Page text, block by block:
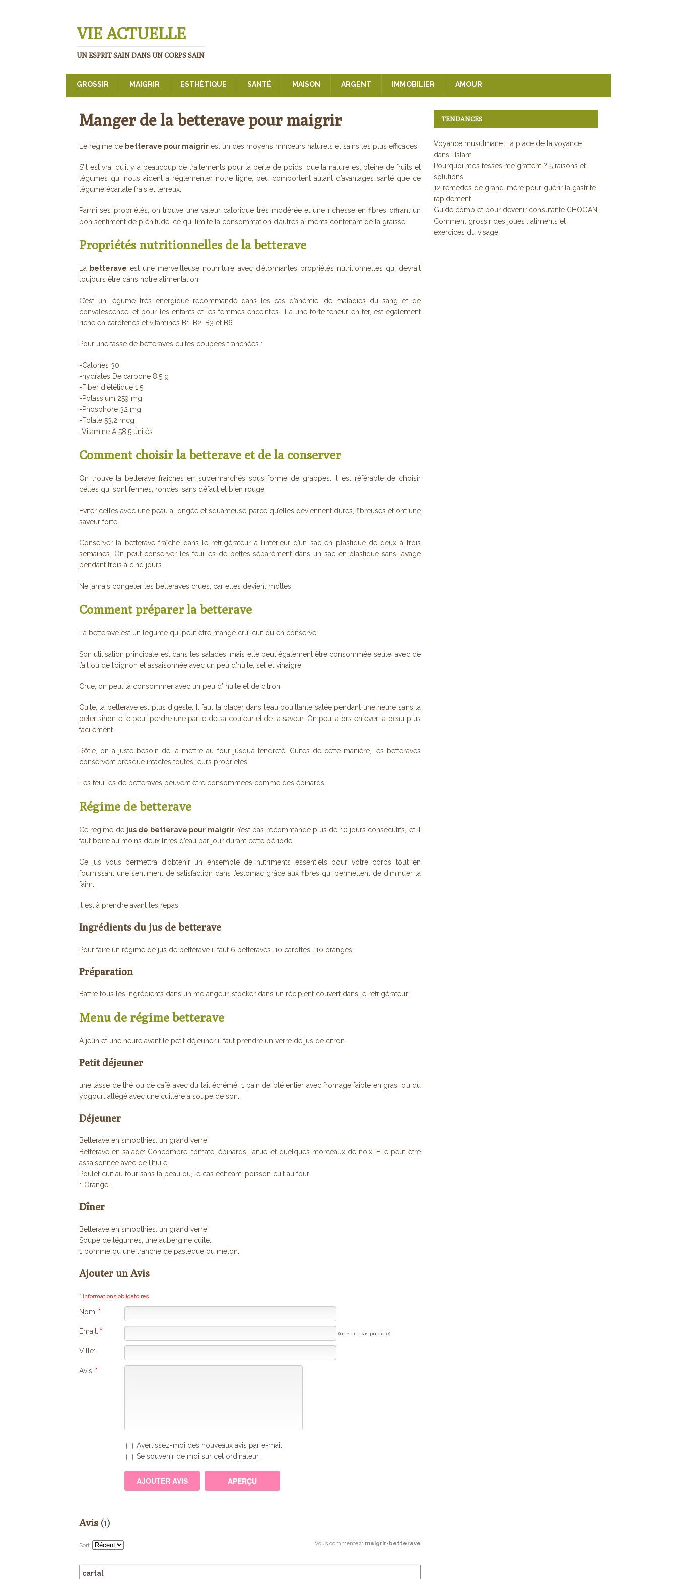
VIE ACTUELLE
UN ESPRIT SAIN DANS UN CORPS SAIN
GROSSIR MAIGRIR ESTHÉTIQUE SANTÉ MAISON ARGENT IMMOBILIER AMOUR
Manger de la betterave pour maigrir
Le régime de betterave pour maigrir est un des moyens minceurs naturels et sains les plus efficaces.
S’il est vrai qu’il y a beaucoup de traitements pour la perte de poids, que la nature est pleine de fruits et
légumes qui nous aident à réglementer notre ligne, peu comportent autant d’avantages santé que ce
légume écarlate frais et terreux.
Parmi ses propriétés, on trouve une valeur calorique très modérée et une richesse en fibres offrant un
bon sentiment de plénitude, ce qui limite la consommation d’autres aliments contenant de la graisse.
Propriétés nutritionnelles de la betterave
La betterave est une merveilleuse nourriture avec d’étonnantes propriétés nutritionnelles qui devrait
toujours être dans notre alimentation.
C’est un légume très énergique recommandé dans les cas d’anémie, de maladies du sang et de
convalescence, et pour les enfants et les femmes enceintes. Il a une forte teneur en fer, est également
riche en carotènes et vitamines B1, B2, B3 et B6.
Pour une tasse de betteraves cuites coupées tranchées :
-Caloríes 30
-hydrates De carbone 8,5 g
-Fiber diététique 1,5
-Potassium 259 mg
-Phosphore 32 mg
-Folate 53,2 mcg
-Vitamine A 58,5 unités
Comment choisir la betterave et de la conserver
On trouve la betterave fraîches en supermarchés sous forme de grappes. Il est référable de choisir
celles qui sont fermes, rondes, sans défaut et bien rouge.
Eviter celles avec une peau allongée et squameuse parce qu’elles deviennent dures, fibreuses et ont une
saveur forte.
Conserver la betterave fraîche dans le réfrigérateur à l’intérieur d’un sac en plastique de deux à trois
semaines. On peut conserver les feuilles de bettes séparément dans un sac en plastique sans lavage
pendant trois à cinq jours.
Ne jamais congeler les betteraves crues, car elles devient molles.
Comment préparer la betterave
La betterave est un légume qui peut être mangé cru, cuit ou en conserve.
Son utilisation principale est dans les salades, mais elle peut également être consommée seule, avec de
l’ail ou de l’oignon et assaisonnée avec un peu d’huile, sel et vinaigre.
Crue, on peut la consommer avec un peu d’ huile et de citron.
Cuite, la betterave est plus digeste. Il faut la placer dans l’eau bouillante salée pendant une heure sans la
peler sinon elle peut perdre une partie de sa couleur et de la saveur. On peut alors enlever la peau plus
facilement.
Rôtie, on a juste besoin de la mettre au four jusqu’à tendreté. Cuites de cette manière, les betteraves
conservent presque intactes toutes leurs propriétés.
Les feuilles de betteraves peuvent être consommées comme des épinards.
Régime de betterave
Ce régime de jus de betterave pour maigrirn’est pas recommandé plus de 10 jours consécutifs, et il
faut boire au moins deux litres d’eau par jour durant cette période.
Ce jus vous permettra d’obtenir un ensemble de nutriments essentiels pour votre corps tout en
fournissant une sentiment de satisfaction dans l’estomac grâce aux fibres qui permettent de diminuer la
faim.
Il est à prendre avant les repas.
Ingrédients du jus de betterave
Pour faire un régime de jus de betterave il faut 6 betteraves, 10 carottes , 10 oranges.
Préparation
Battre tous les ingrédients dans un mélangeur, stocker dans un récipient couvert dans le réfrigérateur.
Menu de régime betterave
A jeûn et une heure avant le petit déjeuner il faut prendre un verre de jus de citron.
Petit déjeuner
une tasse de thé ou de café avec du lait écrémé, 1 pain de blé entier avec fromage faible en gras, ou du
yogourt allégé avec une cuillère à soupe de son.
Déjeuner
Betterave en smoothies: un grand verre.
Betterave en salade: Concombre, tomate, épinards, laitue et quelques morceaux de noix. Elle peut être
assaisonnée avec de l’huile.
Poulet cuit au four sans la peau ou, le cas échéant, poisson cuit au four.
1 Orange.
Dîner
Betterave en smoothies: un grand verre.
Soupe de légumes, une aubergine cuite.
1 pomme ou une tranche de pastèque ou melon.
Ajouter un Avis
* Informations obligatoires
Nom: *
Email: * (ne sera pas publiée)
Ville:
Avis: *
Avertissez-moi des nouveaux avis par e-mail.
Se souvenir de moi sur cet ordinateur.
Avis (1)
Vous commentez: maigrir-betterave
Sort
cartal
TENDANCES
Voyance musulmane : la place de la voyance
dans l'Islam
Pourquoi mes fesses me grattent ? 5 raisons et
solutions
12 remèdes de grand-mère pour guérir la gastrite
rapidement
Guide complet pour devenir consutante CHOGAN
Comment grossir des joues : aliments et
exercices du visage